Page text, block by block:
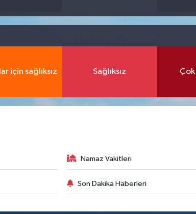
için sağlıksız Sağlıksız Çok
Namaz Vakitleri
Son Dakika Haberleri